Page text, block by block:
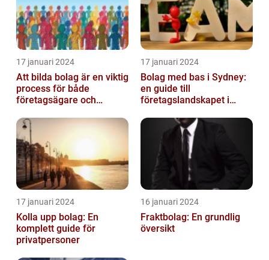
17 januari 2024
Att bilda bolag är en viktig
process för både
företagsägare och
etablera en ...
17 januari 2024
Bolag med bas i Sydney:
en guide till
företagslandskapet i
stad
17 januari 2024
Kolla upp bolag: En
komplett guide för
privatpersoner
16 januari 2024
Fraktbolag: En grundlig
översikt